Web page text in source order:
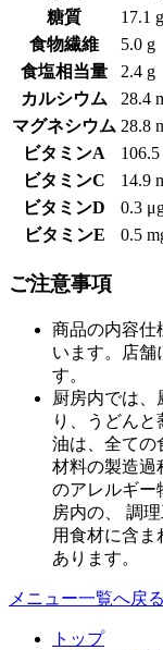
糖質
17.1 g
食物繊維
5.0 g
食塩相当量
2.4 g
カルシウム
28.4
マグネシウム 28.8
ビタミンA
ビタミンC
14.9
ビタミンD
0.3
ビタミンE
0.5
ご注意事項
商品の内容仕
います。店舗
す。
厨房内では
り、うどん
油は、全ての
材料の製造過
のアレルギー
房内の、 調
用食材に含
あります。
メニュー一覧へ戻る
トップ